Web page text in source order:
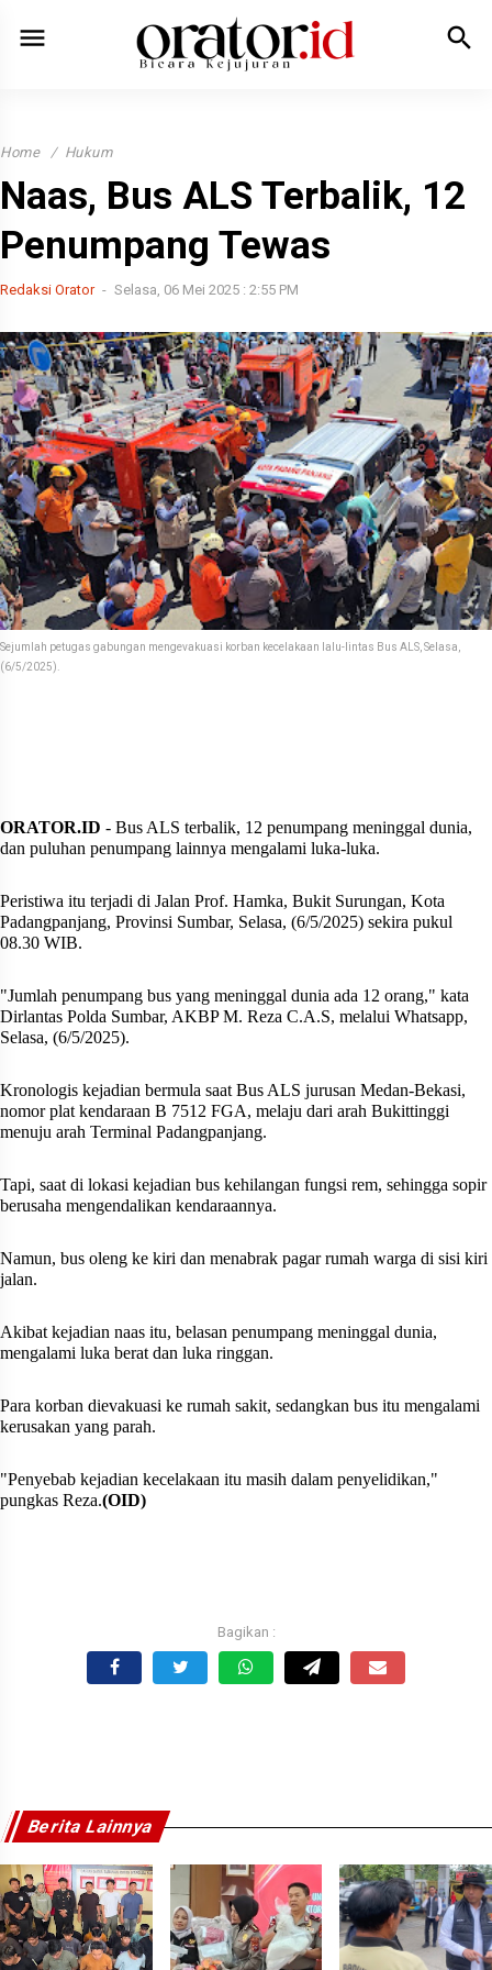
menu search
Home Hukum
Naas, Bus ALS Terbalik, 12
Penumpang Tewas
Redaksi Orator Selasa, 06 Mei 2025 : 2:55 PM
Sejumlah petugas gabungan mengevakuasi korban kecelakaan lalu-lintas Bus ALS, Selasa,
(6/5/2025).
ORATOR.ID - Bus ALS terbalik, 12 penumpang meninggal dunia,
dan puluhan penumpang lainnya mengalami luka-luka.
Peristiwa itu terjadi di Jalan Prof. Hamka, Bukit Surungan, Kota
Padangpanjang, Provinsi Sumbar, Selasa, (6/5/2025) sekira pukul
08.30 WIB.
"Jumlah penumpang bus yang meninggal dunia ada 12 orang," kata
Dirlantas Polda Sumbar, AKBP M. Reza C.A.S, melalui Whatsapp,
Selasa, (6/5/2025).
Kronologis kejadian bermula saat Bus ALS jurusan Medan-Bekasi,
nomor plat kendaraan B 7512 FGA, melaju dari arah Bukittinggi
menuju arah Terminal Padangpanjang.
Tapi, saat di lokasi kejadian bus kehilangan fungsi rem, sehingga sopir
berusaha mengendalikan kendaraannya.
Namun, bus oleng ke kiri dan menabrak pagar rumah warga di sisi kiri
jalan.
Akibat kejadian naas itu, belasan penumpang meninggal dunia,
mengalami luka berat dan luka ringgan.
Para korban dievakuasi ke rumah sakit, sedangkan bus itu mengalami
kerusakan yang parah.
"Penyebab kejadian kecelakaan itu masih dalam penyelidikan,"
pungkas Reza.(OID)
Berita Lainnya